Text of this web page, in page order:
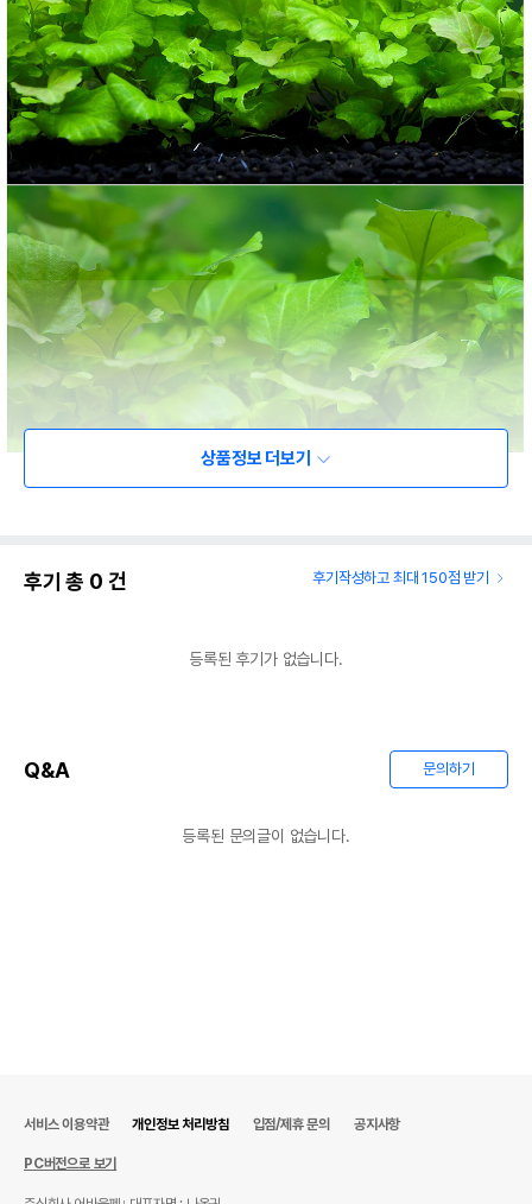
상품정보 더보기
후기 총 0 건 후기작성하고 최대 150점 받기
등록된 후기가 없습니다.
Q&A 문의하기
등록된 문의글이 없습니다.
서비스 이용약관 개인정보 처리방침 입점/제휴 문의 공지사항
PC버전으로 보기